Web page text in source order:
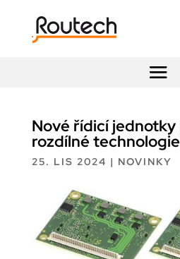
Nové řídicí
rozdílné
25. LIS 2024 | NOVINKY